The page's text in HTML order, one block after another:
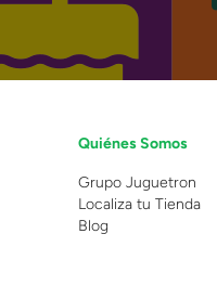
Quiénes Somos
Grupo Juguetron
Localiza tu Tienda
Blog